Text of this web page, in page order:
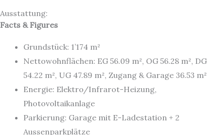
Ausstattung:
Facts & Figures
Grundstück: 1’174 m²
Nettowohnflächen: EG 56.09 m², OG 56.28 m², DG
54.22 m², UG 47.89 m², Zugang & Garage 36.53 m²
Energie: Elektro/Infrarot-Heizung,
Photovoltaikanlage
Parkierung: Garage mit E-Ladestation + 2
Aussenparkplätze